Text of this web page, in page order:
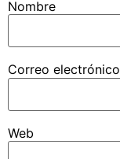
Nombre
Correo electrónico
Web